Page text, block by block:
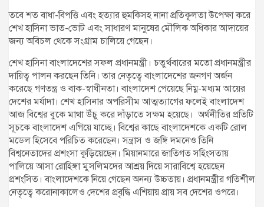
তবে শত বাধা-বিপত্তি এবং হত্যার হুমকিসহ নানা প্রতিকূলতা উপেক্ষা করে
শেখ হাসিনা ভাত-ভোট এবং সাধারণ মানুষের মৌলিক অধিকার আদায়ের
জন্য অবিচল থেকে সংগ্রাম চালিয়ে গেছেন।
শেখ হাসিনা বাংলাদেশের সফল প্রধানমন্ত্রী। চতুর্থবারের মতো প্রধানমন্ত্রীর
দায়িত্ব পালন করছেন তিনি। তার নেতৃত্বে বাংলাদেশের জনগণ অর্জন
করেছে গণতন্ত্র ও বাক-স্বাধীনতা। বাংলাদেশ পেয়েছে নিম্ন-মধ্যম আয়ের
দেশের মর্যাদা। শেখ হাসিনার অপরিসীম আত্মত্যাগের ফলেই বাংলাদেশ
আজ বিশ্বের বুকে মাথা উঁচু করে দাঁড়াতে সক্ষম হয়েছে। অর্থনীতির প্রতিটি
সূচকে বাংলাদেশ এগিয়ে যাচ্ছে। বিশ্বের কাছে বাংলাদেশকে একটি রোল
মডেল হিসেবে পরিচিত করেছেন। সন্ত্রাস ও জঙ্গি দমনেও তিনি
বিশ্বনেতাদের প্রশংসা কুড়িয়েছেন। মিয়ানমারে জাতিগত সহিংসতায়
পালিয়ে আসা রোহিঙ্গা মুসলিমদের আশ্রয় দিয়ে সারাবিশ্বে হয়েছেন
প্রশংসিত। বাংলাদেশকে নিয়ে গেছেন অনন্য উচ্চতায়। প্রধানমন্ত্রীর গতিশীল
নেতৃত্বে করোনাকালেও দেশের প্রবৃদ্ধি এশিয়ায় প্রায় সব দেশের ওপরে।